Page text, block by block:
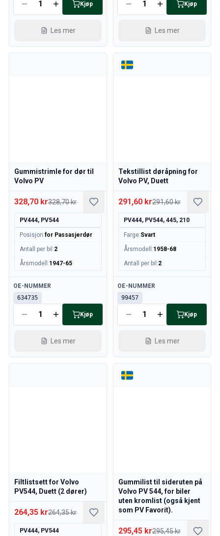
Kjøp
Les mer
Kjøp
Les mer
Gummistrimle for dør til
Volvo PV
328,70 kr328,70 kr
PV444, PV544
Posisjon:for Passasjerdør
Antall per bil :2
Årsmodell :1947-65
Tilgjengelig
OE-NUMMER
634735
Kjøp
Les mer
Tekstillist døråpning for
Volvo PV, Duett
291,60 kr291,60 kr
PV444, PV544, 445, 210
Farge:Svart
Årsmodell :1958-68
Antall per bil :2
Tilgjengelig
OE-NUMMER
99457
Kjøp
Les mer
Filtlistsett for Volvo
PV544, Duett (2 dører)
264,35 kr264,35 kr
PV444, PV544
Gummilist til sideruten på
Volvo PV 544, for biler
uten kromlist (også kjent
som PV Favorit).
295,45 kr295,45 kr